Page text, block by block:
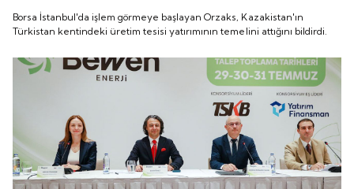
yatırımının temelini attığını bildirdi.
Borsa İstanbul'da işlem görmeye başlayan Orzaks, Kazakistan'ın
Türkistan kentindeki üretim tesisi yatırımının temelini attığını bildirdi.